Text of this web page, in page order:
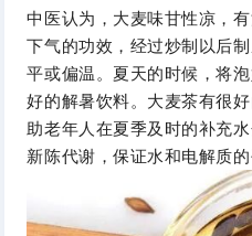
中医认为，大麦味甘性凉，
下气的功效，经过炒制以后
平或偏温。夏天的时候，将
好的解暑饮料。大麦茶有很
助老年人在夏季及时的补充
新陈代谢，保证水和电解质